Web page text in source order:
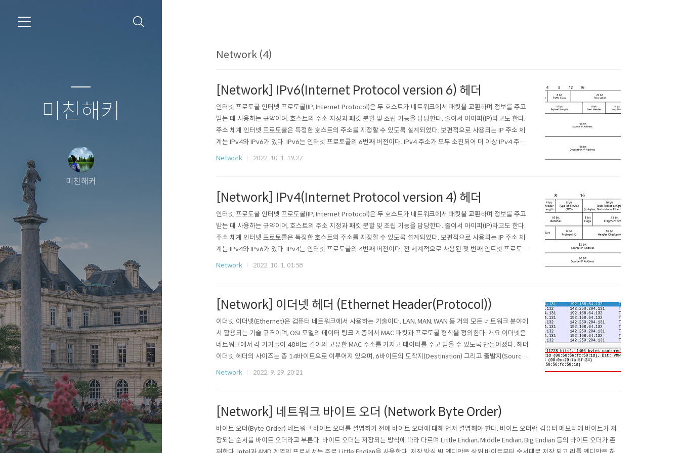
미친해커
미친해커
Network (4)
[Network] IPv6(Internet Protocol version 6) 헤더
인터넷 프로토콜 인터넷 프로토콜(IP, Internet Protocol)은 두 호스트가 네트워크에서 패킷을 교환하며 정보를 주고
받는 데 사용하는 규약이며, 호스트의 주소 지정과 패킷 분할 및 조립 기능을 담당한다. 줄여서 아이피(IP)라고도 한다.
주소 체계 인터넷 프로토콜은 특정한 호스트의 주소를 지정할 수 있도록 설계되었다. 보편적으로 사용되는 IP 주소 체
계는 IPv4와 IPv6가 있다. IPv6는 인터넷 프로토콜의 6번째 버전이다. IPv4 주소가 모두 소진되어 더 이상 IPv4 주소
를 할당할 수 없음에 따라 IPv6가 개발되었다. IPv6는 128비트로 구성되어 있으며, 16비트(2바이트)를 16진수로 표
Network 2022. 10. 1. 19:27
[Network] IPv4(Internet Protocol version 4) 헤더
인터넷 프로토콜 인터넷 프로토콜(IP, Internet Protocol)은 두 호스트가 네트워크에서 패킷을 교환하며 정보를 주고
받는 데 사용하는 규약이며, 호스트의 주소 지정과 패킷 분할 및 조립 기능을 담당한다. 줄여서 아이피(IP)라고도 한다.
주소 체계 인터넷 프로토콜은 특정한 호스트의 주소를 지정할 수 있도록 설계되었다. 보편적으로 사용되는 IP 주소 체
계는 IPv4와 IPv6가 있다. IPv4는 인터넷 프로토콜의 4번째 버전이다. 전 세계적으로 사용된 첫 번째 인트넷 프로토콜
이며, 과거에 사용되던 유일한 인터넷 프로토콜이였으나 오늘날에는 IPv4의 주소가 소진되어 IPv4의 할당이 중지되고
Network 2022. 10. 1. 01:58
[Network] 이더넷 헤더 (Ethernet Header(Protocol))
이더넷 이더넷(Ethernet)은 컴퓨터 네트워크에서 사용하는 기술이다. LAN, MAN, WAN 등 거의 모든 네트워크 분야에
서 활용되는 기술 규격이며, OSI 모델의 데이터 링크 계층에서 MAC 패킷과 프로토콜 형식을 정의한다. 개요 이더넷은
네트워크에서 각 기기들이 48비트 길이의 고유한 MAC 주소를 가지고 데이터를 주고 받을 수 있도록 만들어졌다. 헤더
이더넷 헤더의 사이즈는 총 14바이트으로 이루어져 있으며, 6바이트의 도착지(Destination) 그리고 출발지(Source)
MAC 주소, 2바이트의 Ethernet Type이 존재한다. Ethernet Type에는 다음 계층의 프로토콜이 무엇인지 기록된다.
Network 2022. 9. 29. 20:21
[Network] 네트워크 바이트 오더 (Network Byte Order)
바이트 오더(Byte Order) 네트워크 바이트 오더를 설명하기 전에 바이트 오더에 대해 먼저 설명해야 한다. 바이트 오더란 컴퓨터 메모리에 바이트가 저
장되는 순서를 바이트 오더라고 부른다. 바이트 오더는 저장되는 방식에 따라 다르며 Little Endian, Middle Endian, Big Endian 등의 바이트 오더가 존